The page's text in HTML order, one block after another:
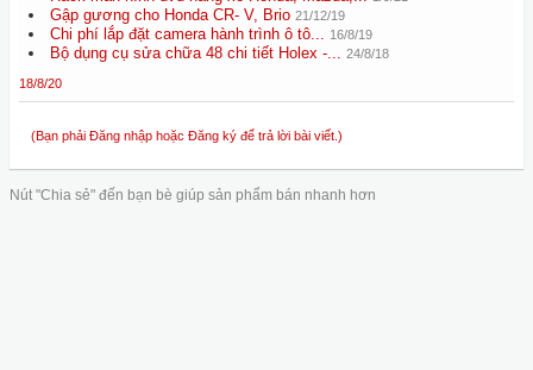
Gập gương cho Honda CR- V, Brio 21/12/19
Chi phí lắp đặt camera hành trình ô tô... 16/8/19
Bộ dụng cụ sửa chữa 48 chi tiết Holex -... 24/8/18
18/8/20
(Bạn phải Đăng nhập hoặc Đăng ký để trả lời bài viết.)
Nút "Chia sẻ" đến bạn bè giúp sản phẩm bán nhanh hơn